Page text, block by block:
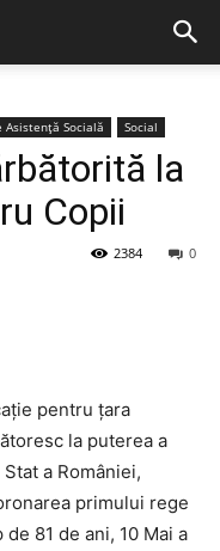
Asistență Socială Social
la
Copii
0
2384
pentru țara
la puterea a
a României,
primului rege
81 de ani, 10 Mai a